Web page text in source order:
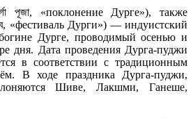
পূজা, «поклонение Дурге»), также
«фестиваль Дурги») — индуистский
Дурге, проводимый осенью и
дня. Дата проведения Дурга-пуджи
в соответствии с традиционным
В ходе праздника Дурга-пуджи,
Шиве, Лакшми, Ганеше,